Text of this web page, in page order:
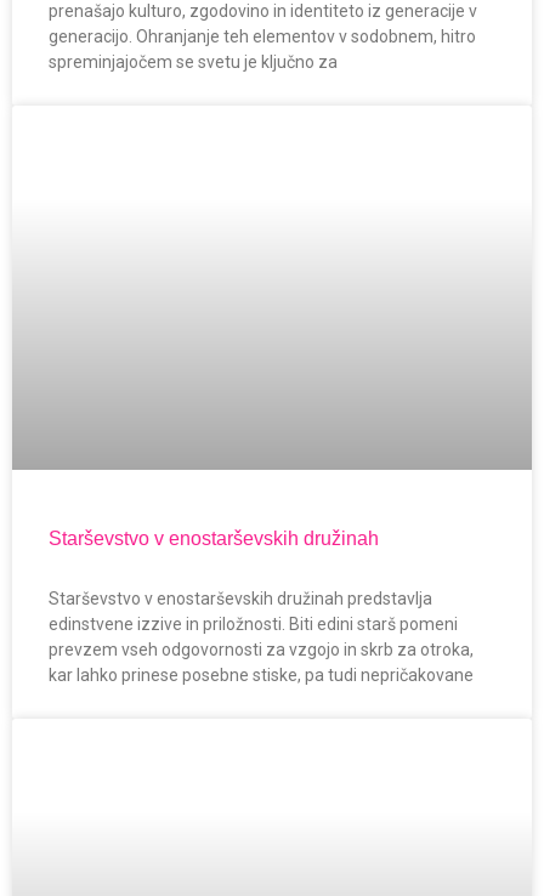
prenašajo kulturo, zgodovino in identiteto iz generacije v
generacijo. Ohranjanje teh elementov v sodobnem, hitro
spreminjajočem se svetu je ključno za
Starševstvo v enostarševskih družinah
Starševstvo v enostarševskih družinah predstavlja
edinstvene izzive in priložnosti. Biti edini starš pomeni
prevzem vseh odgovornosti za vzgojo in skrb za otroka,
kar lahko prinese posebne stiske, pa tudi nepričakovane